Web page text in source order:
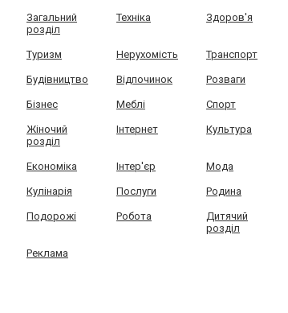
Загальний
розділ
Техніка Здоров'я
Туризм Нерухомість Транспорт
Будівництво Відпочинок Розваги
Бізнес Меблі Спорт
Жіночий
розділ
Інтернет Культура
Економіка Інтер'єр Мода
Кулінарія Послуги Родина
Подорожі Робота
Дитячий
розділ
Реклама